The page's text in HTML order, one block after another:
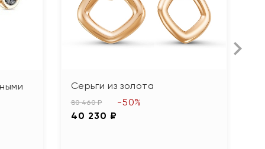
Серьги из золота
80 460 ₽
40 230 ₽
-50%